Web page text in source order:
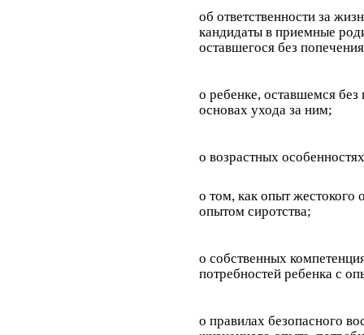
об ответственности за
кандидаты в приемные
оставшегося без
о ребенке, оставшемся без
основах ухода за ним;
о возрастных
о том, как опыт жестокого
опытом сиротства;
о собственных
потребностей ребенка с
о правилах безопасного